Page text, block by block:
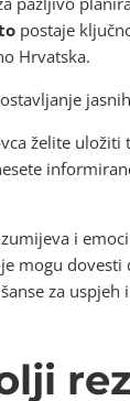
postaje
Hrvatska.
želite
i
mogu dovesti
za uspjeh